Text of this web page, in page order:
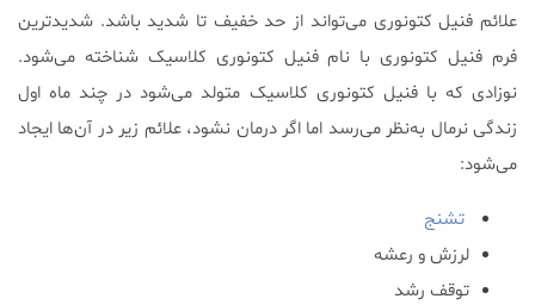
علائم فنیل کتونوری می‌تواند از حد خفیف تا شدید باشد. شدیدترین
فرم فنیل کتونوری با نام فنیل کتونوری کلاسیک شناخته می‌شود.
نوزادی که با فنیل کتونوری کلاسیک متولد می‌شود در چند ماه اول
زندگی نرمال به‌نظر می‌رسد اما اگر درمان نشود، علائم زیر در آن‌ها ایجاد
می‌شود:
تشنج
لرزش و رعشه
توقف رشد